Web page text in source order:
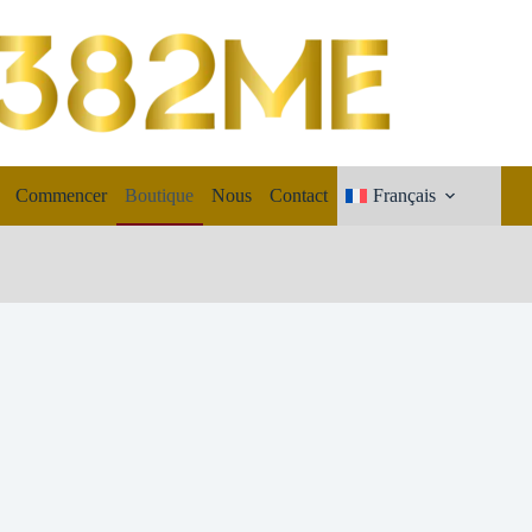
Commencer Boutique Nous Contact Français